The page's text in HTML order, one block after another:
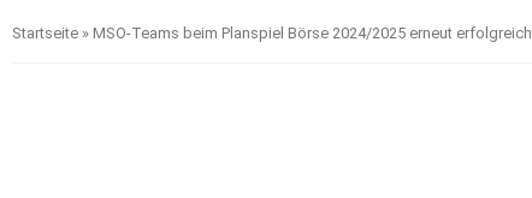
Startseite » MSO-Teams beim Planspiel Börse 2024/2025 erneut erfolgreich